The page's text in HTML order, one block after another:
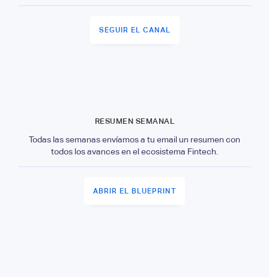
SEGUIR EL CANAL
RESUMEN SEMANAL
Todas las semanas envíamos a tu email un resumen con
todos los avances en el ecosistema Fintech.
ABRIR EL BLUEPRINT